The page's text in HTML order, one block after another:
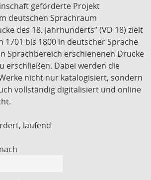
geförderte Projekt
deutschen Sprachraum
des 18. Jahrhunderts” (VD 18) zielt
1701 bis 1800 in deutscher Sprache
Sprachbereich erschienenen Drucke
erschließen. Dabei werden die
nicht nur katalogisiert, sondern
vollständig digitalisiert und online
laufend